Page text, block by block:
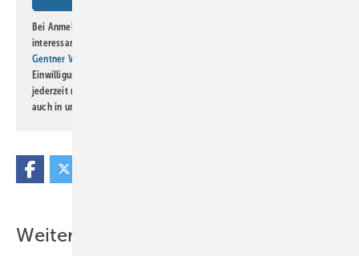
Bei Anmeldung zu diesem Newsletter bin ich damit einverstanden, über
interessante Verlags- und Online-Angebote
Gentner Verlag GmbH & Co. KG
Einwilligung kann ich jederzeit widerrufen und eine Abmeldung ist
jederzeit möglich. Informationen zum Umgang mit Daten finden Sie
auch in unserer
Weitere Inhalte